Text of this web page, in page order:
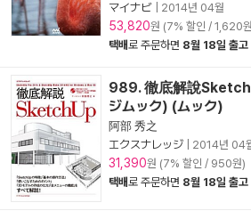
マイナビ
2014년 04월
53,820원 (7% 할인 / 1,620
택배로 주문하면 8월 18일 출고
989. 徹底解說
ジムック) (ムック)
阿部 秀之
エクスナレッジ
2014년 04
31,390원 (7% 할인 / 950원)
택배로 주문하면 8월 18일 출고